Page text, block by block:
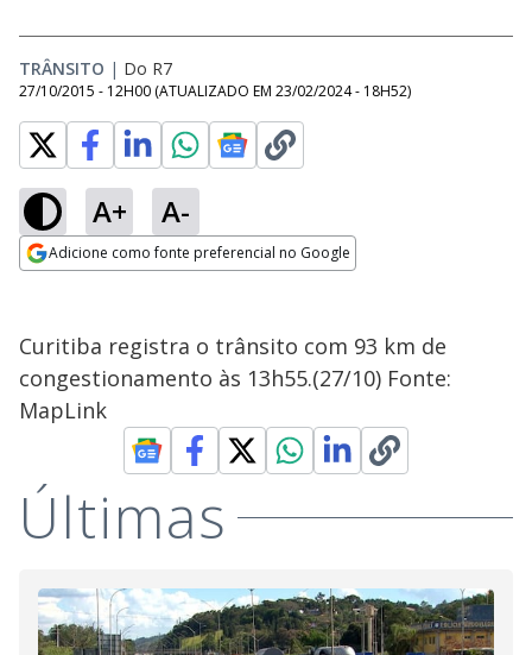
TRÂNSITO | Do R7
27/10/2015 - 12H00 (ATUALIZADO EM 23/02/2024 - 18H52)
A+ A-
Adicione como fonte preferencial no Google
Curitiba registra o trânsito com 93 km de
congestionamento às 13h55.(27/10) Fonte:
MapLink
Últimas